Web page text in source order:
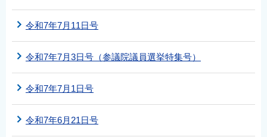
令和7年7月11日号
令和7年7月3日号（参議院議員選挙特集号）
令和7年7月1日号
令和7年6月21日号